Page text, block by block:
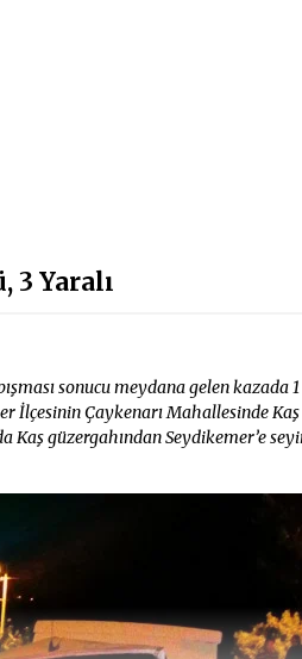
3 Yaralı
sonucu meydana gelen kazada
İlçesinin Çaykenarı Mahallesinde
Kaş güzergahından Seydikemer’e